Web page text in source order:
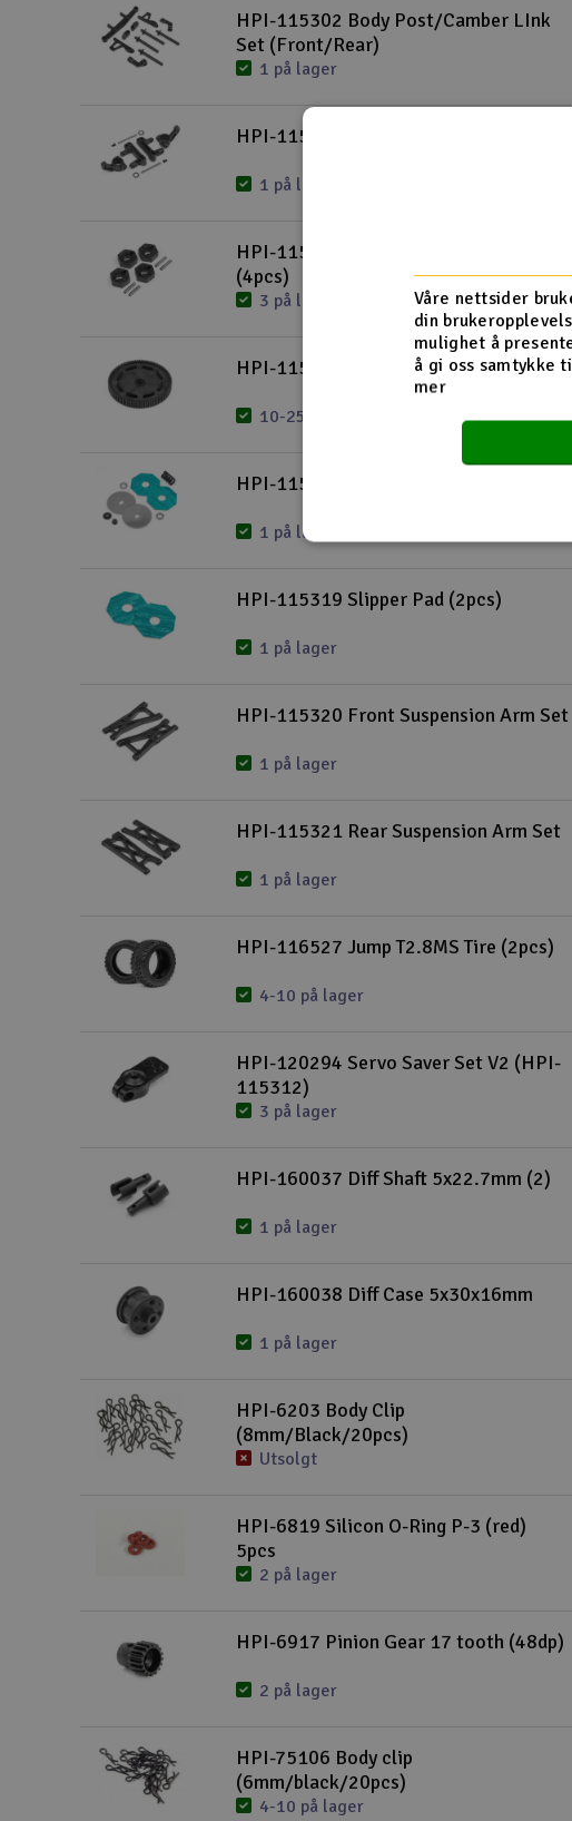
HPI-115302 Body Post/Camber LInk
Set (Front/Rear)
1 på lager
HPI-115304 Steering Block Set
1 på lager
HPI-115308 12mm Wheel Hex Hub Set
(4pcs)
3 på lager
HPI-115316 90T Spurt Gear JumpShot
10-25 på lager
HPI-115318 Slipper Pad Set
1 på lager
HPI-115319 Slipper Pad (2pcs)
1 på lager
HPI-115320 Front Suspension Arm Set
1 på lager
HPI-115321 Rear Suspension Arm Set
1 på lager
HPI-116527 Jump T2.8MS Tire (2pcs)
4-10 på lager
HPI-120294 Servo Saver Set V2 (HPI-
115312)
3 på lager
HPI-160037 Diff Shaft 5x22.7mm (2)
1 på lager
HPI-160038 Diff Case 5x30x16mm
1 på lager
HPI-6203 Body Clip
(8mm/Black/20pcs)
Utsolgt
HPI-6819 Silicon O-Ring P-3 (red)
5pcs
2 på lager
HPI-6917 Pinion Gear 17 tooth (48dp)
2 på lager
HPI-75106 Body clip
(6mm/black/20pcs)
4-10 på lager
Våre nettsider
din
mulighet å
å gi oss samtykke
mer